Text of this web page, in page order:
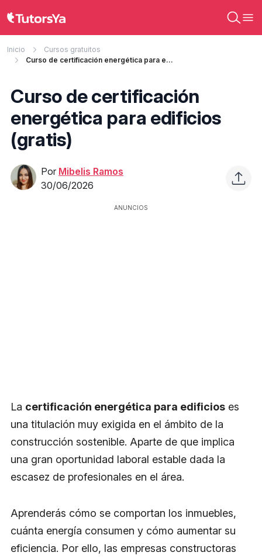
Inicio
Cursos gratuitos
Curso de certificación energética para edificios (gratis)
Curso de certificación
energética para edificios
(gratis)
Por Mibelis Ramos
30/06/2026
ANUNCIOS
La certificación energética para edificios es
una titulación muy exigida en el ámbito de la
construcción sostenible. Aparte de que implica
una gran oportunidad laboral estable dada la
escasez de profesionales en el área.
Aprenderás cómo se comportan los inmuebles,
cuánta energía consumen y cómo aumentar su
eficiencia. Por ello, las empresas constructoras